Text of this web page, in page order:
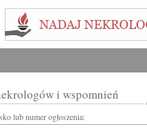
i wspomnień
lub numer ogłoszenia: